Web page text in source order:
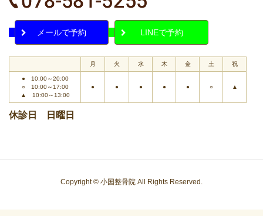
メールで予約 LINEで予約
月 火 水 木 金 土 祝
● 10:00～20:00
○ 10:00～17:00
▲ 10:00～13:00
● ● ● ● ● ○ ▲
休診日 日曜日
Copyright © 小国整骨院 All Rights Reserved.